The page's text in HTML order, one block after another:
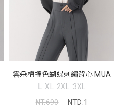
雲朵棉撞色蝴蝶刺繡背心 MUA
L XL 2XL 3XL
NT.690
NTD.1